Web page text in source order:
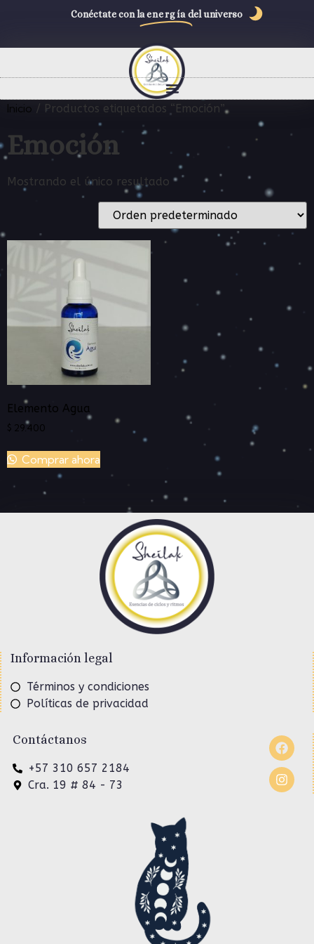
Conéctate con la energía del universo
Inicio / Productos etiquetados “Emoción”
Emoción
Mostrando el único resultado
Elemento Agua
$ 29.400
Comprar ahora
Información legal
Términos y condiciones
Políticas de privacidad
Contáctanos
+57 310 657 2184
Cra. 19 # 84 - 73